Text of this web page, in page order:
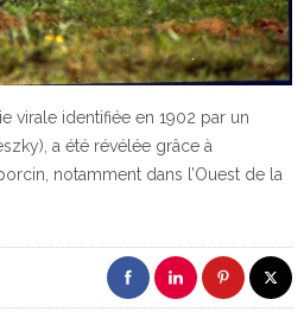
virale identifiée en 1902 par un
a été révélée grâce à
notamment dans l’Ouest de la